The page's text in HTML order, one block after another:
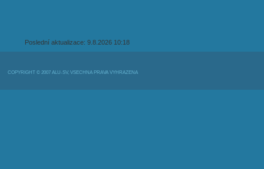
Poslední aktualizace: 9.8.2026 10:18
COPYRIGHT © 2007 ALU-SV, VŠECHNA PRÁVA VYHRAZENA